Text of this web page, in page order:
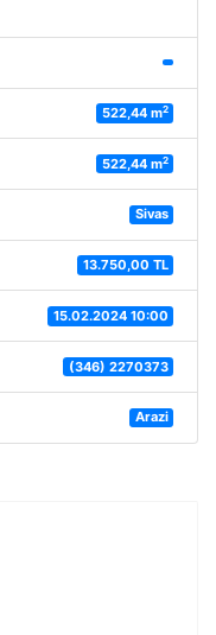
522,44 m2
522,44 m2
Sivas
13.750,00 TL
15.02.2024 10:00
(346) 2270373
Arazi